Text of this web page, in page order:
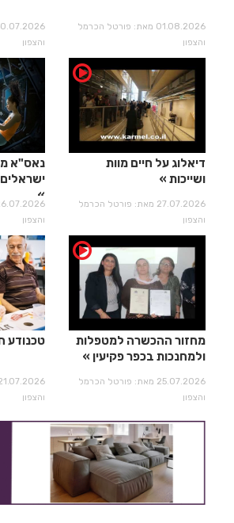
01.08.2026 מאת: פורטל הכרמל
והצפון
והצפון
דיאלוג על חיים מוות
ושייכות
27.07.2026 מאת: פורטל הכרמל
והצפון
נאס"א
ישראלים
והצפון
מחזור ההכשרה למטפלות
ולמחנכות בכפר פקיעין
25.07.2026 מאת: פורטל הכרמל
והצפון
טכנודע
והצפון